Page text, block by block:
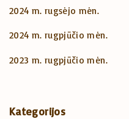
2024 m. rugsėjo mėn.
2024 m. rugpjūčio mėn.
2023 m. rugpjūčio mėn.
Kategorijos